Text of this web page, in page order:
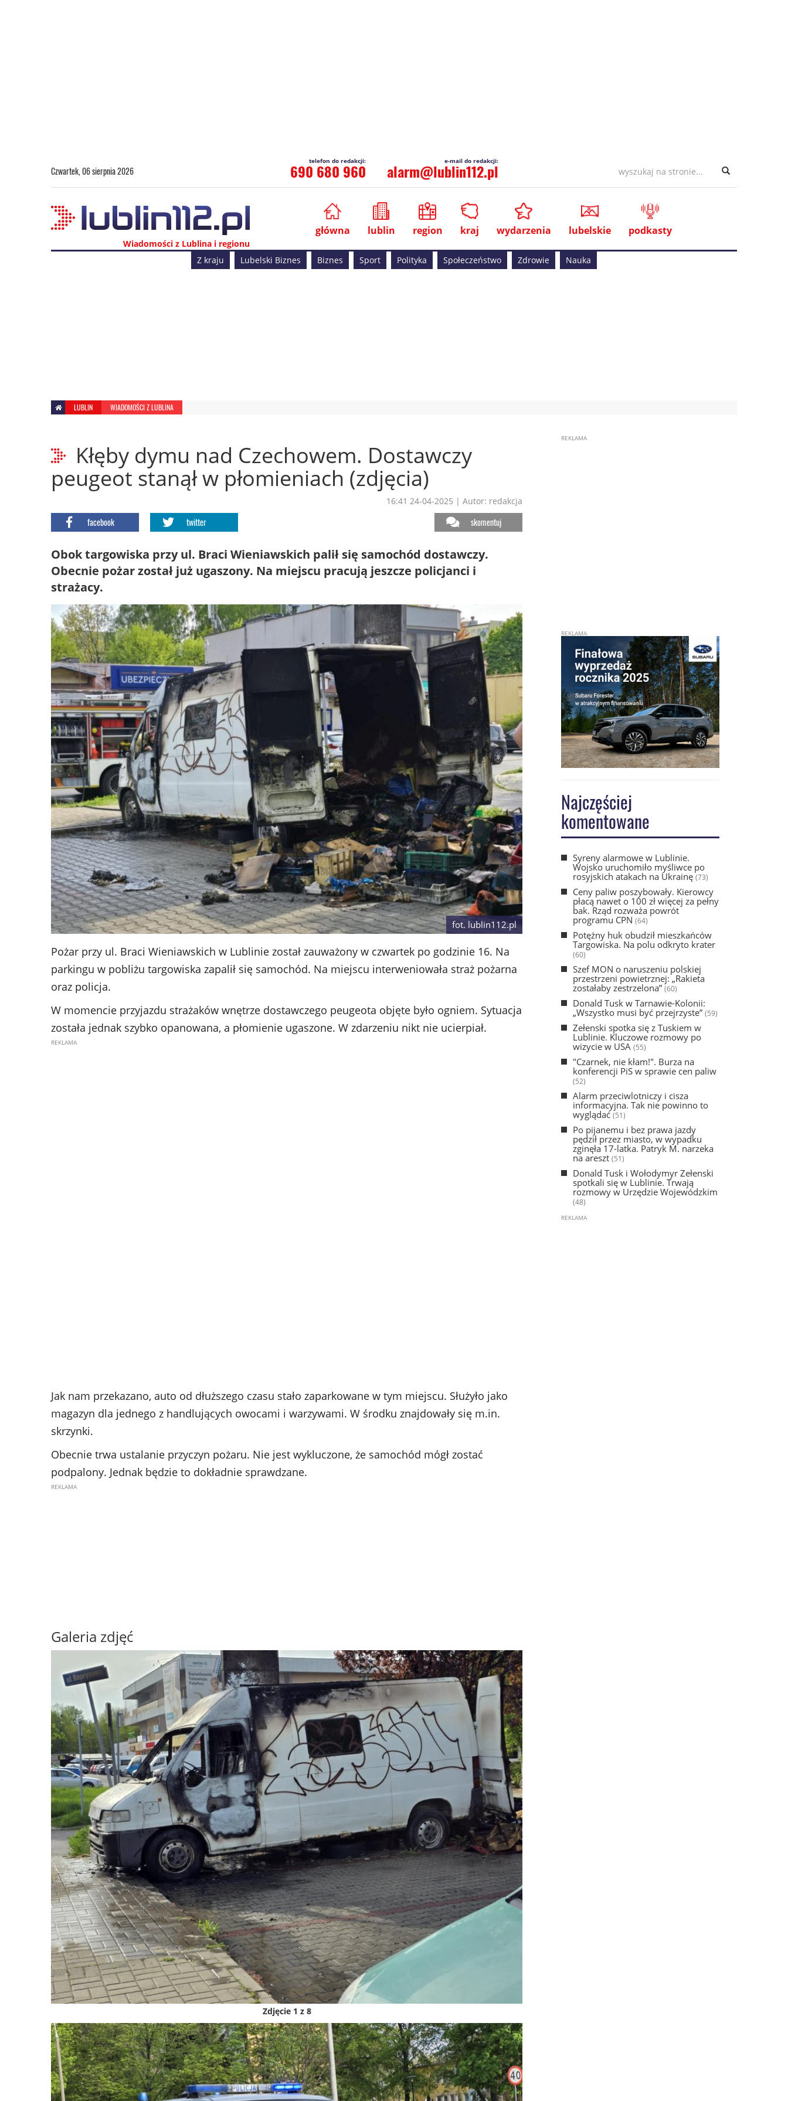
Czwartek, 06 sierpnia 2026 690 680 960 alarm@lublin112.pl
Wiadomości z Lublina i regionu
główna lublin region kraj wydarzenia lubelskie podkasty
Z kraju Lubelski Biznes Biznes Sport Polityka Społeczeństwo Zdrowie Nauka
LUBLIN WIADOMOŚCI Z LUBLINA
Kłęby dymu nad Czechowem. Dostawczy
peugeot stanął w płomieniach (zdjęcia)
16:41 24-04-2025 | Autor: redakcja
facebook twitter skomentuj
Obok targowiska przy ul. Braci Wieniawskich palił się samochód dostawczy.
Obecnie pożar został już ugaszony. Na miejscu pracują jeszcze policjanci i
strażacy.
fot. lublin112.pl
Pożar przy ul. Braci Wieniawskich w Lublinie został zauważony w czwartek po godzinie 16. Na
parkingu w pobliżu targowiska zapalił się samochód. Na miejscu interweniowała straż pożarna
oraz policja.
W momencie przyjazdu strażaków wnętrze dostawczego peugeota objęte było ogniem. Sytuacja
została jednak szybko opanowana, a płomienie ugaszone. W zdarzeniu nikt nie ucierpiał.
Jak nam przekazano, auto od dłuższego czasu stało zaparkowane w tym miejscu. Służyło jako
magazyn dla jednego z handlujących owocami i warzywami. W środku znajdowały się m.in.
skrzynki.
Obecnie trwa ustalanie przyczyn pożaru. Nie jest wykluczone, że samochód mógł zostać
podpalony. Jednak będzie to dokładnie sprawdzane.
Galeria zdjęć
Zdjęcie 1 z 8
Najczęściej
komentowane
Syreny alarmowe w Lublinie.
Wojsko uruchomiło myśliwce po
rosyjskich atakach na Ukrainę(73)
Ceny paliw poszybowały. Kierowcy
płacą nawet o 100 zł więcej za pełny
bak. Rząd rozważa powrót
programu CPN (64)
Potężny huk obudził mieszkańców
Targowiska. Na polu odkryto krater
(60)
Szef MON o naruszeniu polskiej
przestrzeni powietrznej: „Rakieta
zostałaby zestrzelona” (60)
Donald Tusk w Tarnawie-Kolonii:
„Wszystko musi być przejrzyste” (59)
Zełenski spotka się z Tuskiem w
Lublinie. Kluczowe rozmowy po
wizycie w USA (55)
"Czarnek, nie kłam!". Burza na
konferencji PiS w sprawie cen paliw
(52)
Alarm przeciwlotniczy i cisza
informacyjna. Tak nie powinno to
wyglądać(51)
Po pijanemu i bez prawa jazdy
pędził przez miasto, w wypadku
zginęła 17-latka. Patryk M. narzeka
na areszt (51)
Donald Tusk i Wołodymyr Zełenski
spotkali się w Lublinie. Trwają
rozmowy w Urzędzie Wojewódzkim
(48)